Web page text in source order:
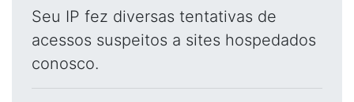
Seu IP fez diversas tentativas de
acessos suspeitos a sites hospedados
conosco.